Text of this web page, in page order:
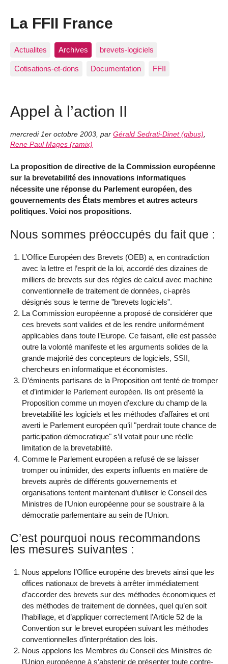
La FFII France
Actualites Archives brevets-logiciels
Cotisations-et-dons Documentation FFII
Appel à l’action II
mercredi 1er octobre 2003 par Gérald Sedrati-Dinet (gibus)
Rene Paul Mages (ramix)
La proposition de directive de la Commission européenne
sur la brevetabilité des innovations informatiques
nécessite une réponse du Parlement européen, des
gouvernements des États membres et autres acteurs
politiques. Voici nos propositions.
Nous sommes préoccupés du fait que :
L’Office Européen des Brevets (OEB) a, en contradiction
avec la lettre et l’esprit de la loi, accordé des dizaines de
milliers de brevets sur des règles de calcul avec machine
conventionnelle de traitement de données, ci-après
désignés sous le terme de "brevets logiciels".
La Commission européenne a proposé de considérer que
ces brevets sont valides et de les rendre uniformément
applicables dans toute l’Europe. Ce faisant, elle est passée
outre la volonté manifeste et les arguments solides de la
grande majorité des concepteurs de logiciels, SSII,
chercheurs en informatique et économistes.
D’éminents partisans de la Proposition ont tenté de tromper
et d’intimider le Parlement européen. Ils ont présenté la
Proposition comme un moyen d’exclure du champ de la
brevetabilité les logiciels et les méthodes d’affaires et ont
averti le Parlement européen qu’il "perdrait toute chance de
participation démocratique" s’il votait pour une réelle
limitation de la brevetabilité.
Comme le Parlement européen a refusé de se laisser
tromper ou intimider, des experts influents en matière de
brevets auprès de différents gouvernements et
organisations tentent maintenant d’utiliser le Conseil des
Ministres de l’Union européenne pour se soustraire à la
démocratie parlementaire au sein de l’Union.
C’est pourquoi nous recommandons
les mesures suivantes :
Nous appelons l’Office européne des brevets ainsi que les
offices nationaux de brevets à arrêter immédiatement
d’accorder des brevets sur des méthodes économiques et
des méthodes de traitement de données, quel qu’en soit
l’habillage, et d’appliquer correctement l’Article 52 de la
Convention sur le brevet européen suivant les méthodes
conventionnelles d’interprétation des lois.
Nous appelons les Membres du Conseil des Ministres de
l’Union européenne à s’abstenir de présenter toute contre-